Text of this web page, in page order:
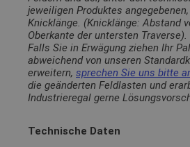
jeweiligen Produktes
Knicklänge. (Knicklänge: Abstand
Oberkante der untersten Traverse).
Falls Sie in Erwägung ziehen Ihr
abweichend von unseren
erweitern, sprechen Sie uns bitte
die geänderten Feldlasten und
Industrieregal gerne
Technische Daten